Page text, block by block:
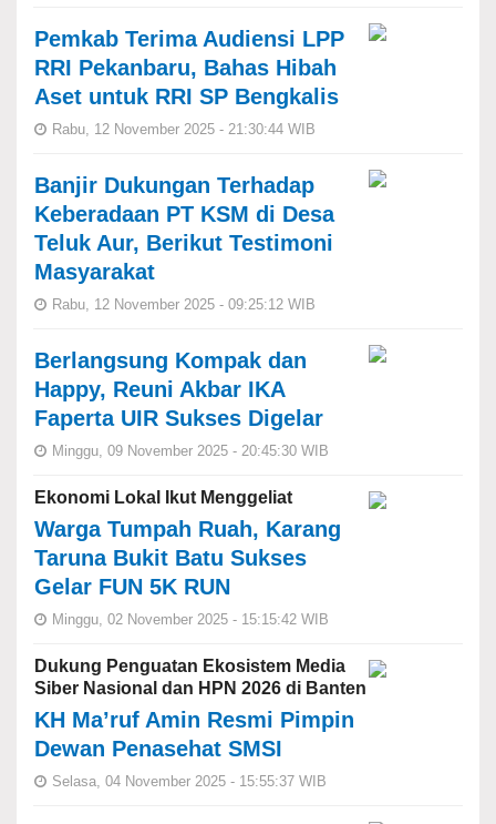
Pemkab Terima Audiensi LPP
RRI Pekanbaru, Bahas Hibah
Aset untuk RRI SP Bengkalis
Rabu, 12 November 2025 - 21:30:44 WIB
Banjir Dukungan Terhadap
Keberadaan PT KSM di Desa
Teluk Aur, Berikut Testimoni
Masyarakat
Rabu, 12 November 2025 - 09:25:12 WIB
Berlangsung Kompak dan
Happy, Reuni Akbar IKA
Faperta UIR Sukses Digelar
Minggu, 09 November 2025 - 20:45:30 WIB
Ekonomi Lokal Ikut Menggeliat
Warga Tumpah Ruah, Karang
Taruna Bukit Batu Sukses
Gelar FUN 5K RUN
Minggu, 02 November 2025 - 15:15:42 WIB
Dukung Penguatan Ekosistem Media
Siber Nasional dan HPN 2026 di Banten
KH Ma’ruf Amin Resmi Pimpin
Dewan Penasehat SMSI
Selasa, 04 November 2025 - 15:55:37 WIB